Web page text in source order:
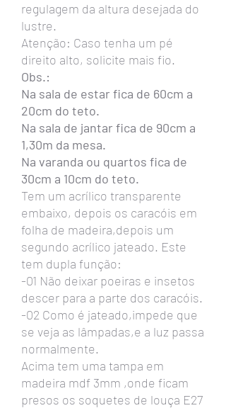
regulagem da altura desejada do
lustre.
Atenção: Caso tenha um pé
direito alto, solicite mais fio.
Obs.:
Na sala de estar fica de 60cm a
20cm do teto.
Na sala de jantar fica de 90cm a
1,30m da mesa.
Na varanda ou quartos fica de
30cm a 10cm do teto.
Tem um acrílico transparente
embaixo, depois os caracóis em
folha de madeira,depois um
segundo acrílico jateado. Este
tem dupla função:
-01 Não deixar poeiras e insetos
descer para a parte dos caracóis.
-02 Como é jateado,impede que
se veja as lâmpadas,e a luz passa
normalmente.
Acima tem uma tampa em
madeira mdf 3mm ,onde ficam
presos os soquetes de louça E27